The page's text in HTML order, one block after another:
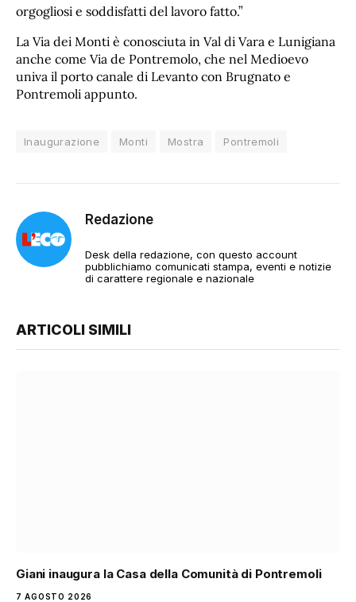
orgogliosi e soddisfatti del lavoro fatto.”
La Via dei Monti è conosciuta in Val di Vara e Lunigiana
anche come Via de Pontremolo, che nel Medioevo
univa il porto canale di Levanto con Brugnato e
Pontremoli appunto.
Inaugurazione Monti Mostra Pontremoli
Redazione
Desk della redazione, con questo account
pubblichiamo comunicati stampa, eventi e notizie
di carattere regionale e nazionale
ARTICOLI SIMILI
Giani inaugura la Casa della Comunità di Pontremoli
7 AGOSTO 2026